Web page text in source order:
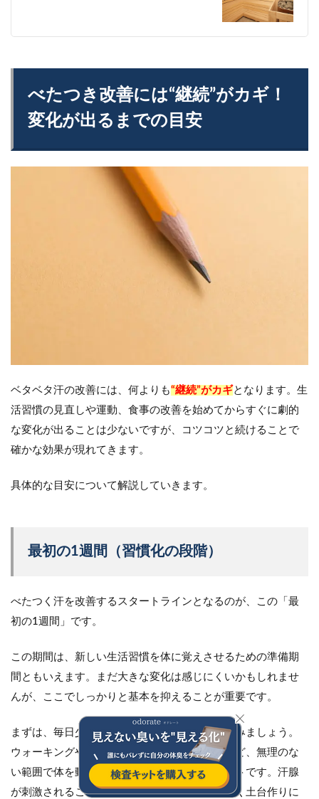
べたつき改善には“継続”がカギ！
変化が出るまでの目安
ベタベタ汗の改善には、何よりも“継続”がカギとなります。生
活習慣の見直しや運動、食事の改善を始めてからすぐに劇的
な変化が出ることは少ないですが、コツコツと続けることで
確かな効果が現れてきます。
具体的な目安について解説していきます。
最初の1週間（習慣化の段階）
べたつく汗を改善するスタートラインとなるのが、この「最
初の1週間」です。
この期間は、新しい生活習慣を体に覚えさせるための準備期
間ともいえます。まだ大きな変化は感じにくいかもしれませ
んが、ここでしっかりと基本を抑えることが重要です。
まずは、毎日少しずつ有酸素運動を取り入れてみましょう。
ウォーキングや軽いジョギング、ストレッチなど、無理のな
い範囲で体を動かす習慣をつけることがポイントです。汗腺
が刺激されることで、徐々に汗の質を変えていく土台作りに